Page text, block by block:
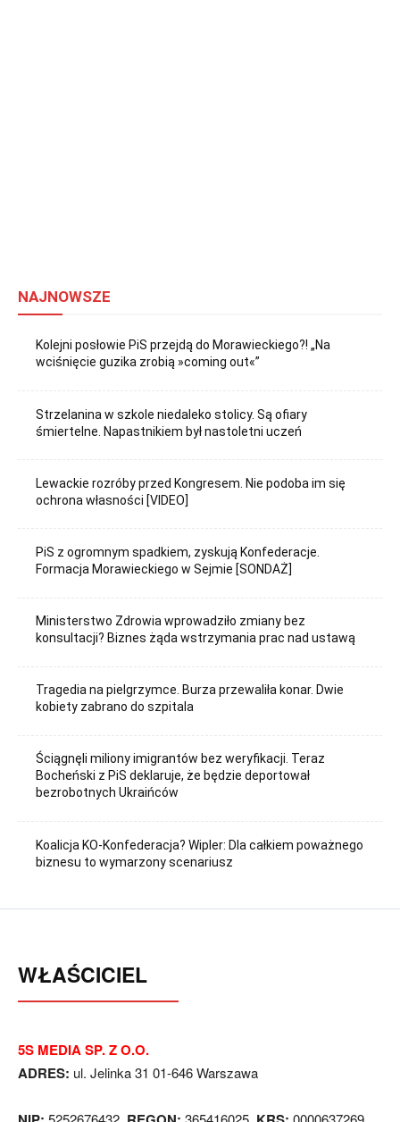
NAJNOWSZE
Kolejni posłowie PiS przejdą do Morawieckiego?! „Na
wciśnięcie guzika zrobią »coming out«”
Strzelanina w szkole niedaleko stolicy. Są ofiary
śmiertelne. Napastnikiem był nastoletni uczeń
Lewackie rozróby przed Kongresem. Nie podoba im się
ochrona własności [VIDEO]
PiS z ogromnym spadkiem, zyskują Konfederacje.
Formacja Morawieckiego w Sejmie [SONDAŻ]
Ministerstwo Zdrowia wprowadziło zmiany bez
konsultacji? Biznes żąda wstrzymania prac nad ustawą
Tragedia na pielgrzymce. Burza przewaliła konar. Dwie
kobiety zabrano do szpitala
Ściągnęli miliony imigrantów bez weryfikacji. Teraz
Bocheński z PiS deklaruje, że będzie deportował
bezrobotnych Ukraińców
Koalicja KO-Konfederacja? Wipler: Dla całkiem poważnego
biznesu to wymarzony scenariusz
WŁAŚCICIEL
5S MEDIA SP. Z O.O.
ADRES: ul. Jelinka 31 01-646 Warszawa